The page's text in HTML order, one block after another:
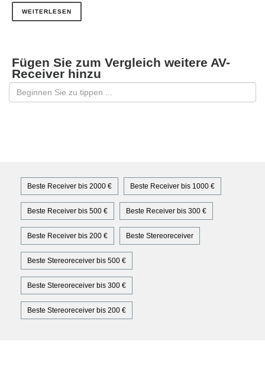
WEITERLESEN
Fügen Sie zum Vergleich weitere AV-
Receiver hinzu
Beste Receiver bis 2000 € Beste Receiver bis 1000 €
Beste Receiver bis 500 € Beste Receiver bis 300 €
Beste Receiver bis 200 € Beste Stereoreceiver
Beste Stereoreceiver bis 500 €
Beste Stereoreceiver bis 300 €
Beste Stereoreceiver bis 200 €